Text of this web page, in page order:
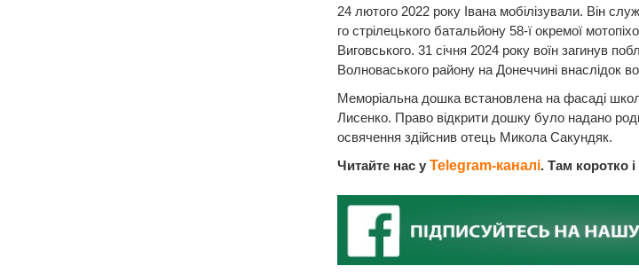
24 лютого 2022 року Івана мобілізували. Він
го стрілецького батальйону 58-ї окремої
Виговського. 31 січня 2024 року воїн загинув
Волноваського району на Донеччині внаслідок
Меморіальна дошка встановлена на фасаді
Лисенко. Право відкрити дошку було надано
освячення здійснив отець Микола Сакундяк.
Читайте нас у Telegram-каналі. Там коротко